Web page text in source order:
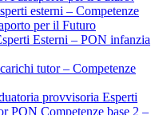
esterni – Competenze
per il Futuro
Esterni – PON infanzia
tutor – Competenze
provvisoria Esperti
PON Competenze base 2 –